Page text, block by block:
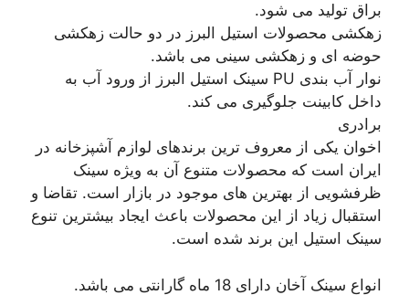
براق تولید می شود.
زهکشی محصولات استیل البرز در دو حالت زهکشی
حوضه ای و زهکشی سینی می باشد.
نوار آب بندی PU سینک استیل البرز از ورود آب به
داخل کابینت جلوگیری می کند.
برادری
اخوان یکی از معروف ترین برندهای لوازم آشپزخانه در
ایران است که محصولات متنوع آن به ویژه سینک
ظرفشویی از بهترین های موجود در بازار است. تقاضا و
استقبال زیاد از این محصولات باعث ایجاد بیشترین تنوع
سینک استیل این برند شده است.
انواع سینک آخان دارای 18 ماه گارانتی می باشد.